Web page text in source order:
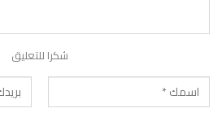
شكرا للتعليق